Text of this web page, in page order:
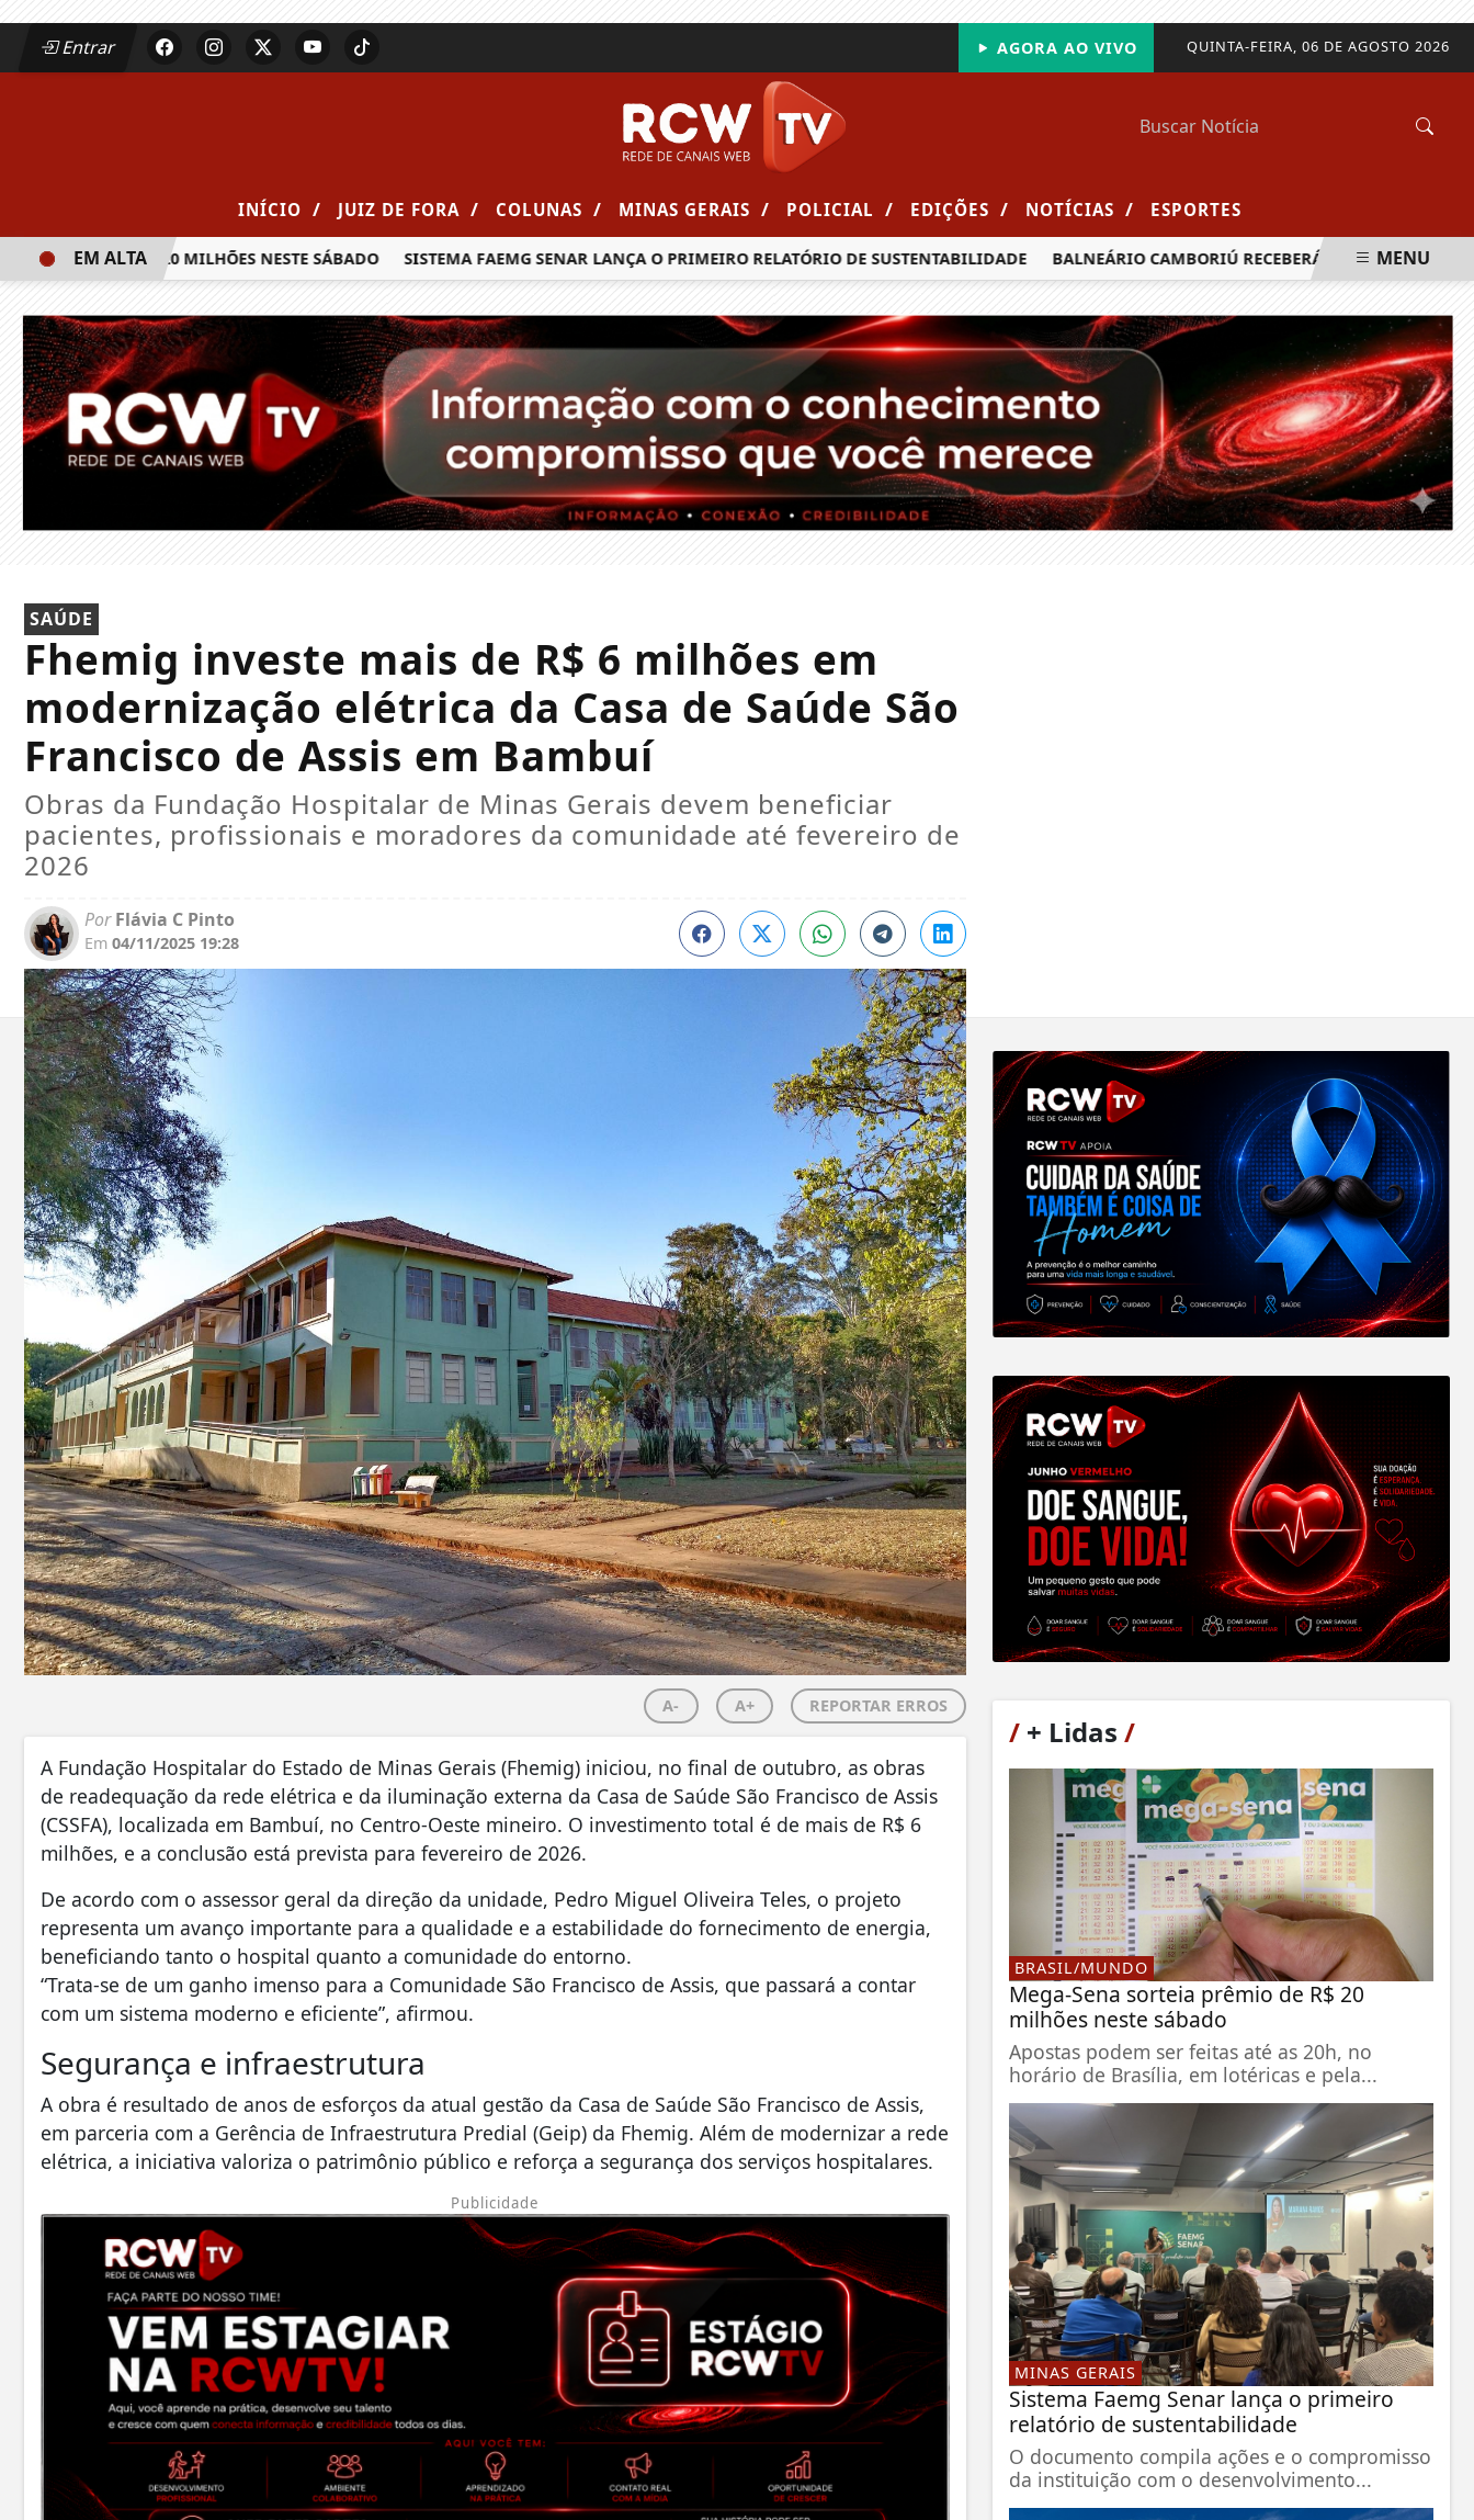
Entrar QUINTA-FEIRA, 06 DE AGOSTO 2026
AGORA AO VIVO
INÍCIO / JUIZ DE FORA / COLUNAS / MINAS GERAIS / POLICIAL / EDIÇÕES / NOTÍCIAS / ESPORTES
PRÊMIO DE R$ 20 MILHÕES NESTE SÁBADO SISTEMA FAEMG SENAR LANÇA O PRIMEIRO RELATÓRIO DE SUSTENTABILIDADE BALNEÁRIO CAMBORIÚ RECEBERÁ MAIS DE 120
EM ALTA MENU
SAÚDE
Fhemig investe mais de R$ 6 milhões em
modernização elétrica da Casa de Saúde São
Francisco de Assis em Bambuí
Obras da Fundação Hospitalar de Minas Gerais devem beneficiar
pacientes, profissionais e moradores da comunidade até fevereiro de
2026
PorFlávia C Pinto
Em 04/11/2025 19:28
A- A+ REPORTAR ERROS
A Fundação Hospitalar do Estado de Minas Gerais (Fhemig) iniciou, no final de outubro, as obras
de readequação da rede elétrica e da iluminação externa da Casa de Saúde São Francisco de Assis
(CSSFA), localizada em Bambuí, no Centro-Oeste mineiro. O investimento total é de mais de R$ 6
milhões, e a conclusão está prevista para fevereiro de 2026.
De acordo com o assessor geral da direção da unidade, Pedro Miguel Oliveira Teles, o projeto
representa um avanço importante para a qualidade e a estabilidade do fornecimento de energia,
beneficiando tanto o hospital quanto a comunidade do entorno.
“Trata-se de um ganho imenso para a Comunidade São Francisco de Assis, que passará a contar
com um sistema moderno e eficiente”, afirmou.
Segurança e infraestrutura
A obra é resultado de anos de esforços da atual gestão da Casa de Saúde São Francisco de Assis,
em parceria com a Gerência de Infraestrutura Predial (Geip) da Fhemig. Além de modernizar a rede
elétrica, a iniciativa valoriza o patrimônio público e reforça a segurança dos serviços hospitalares.
Publicidade
/+ Lidas /
BRASIL/MUNDO
Mega-Sena sorteia prêmio de R$ 20
milhões neste sábado
Apostas podem ser feitas até as 20h, no
horário de Brasília, em lotéricas e pela...
MINAS GERAIS
Sistema Faemg Senar lança o primeiro
relatório de sustentabilidade
O documento compila ações e o compromisso
da instituição com o desenvolvimento...